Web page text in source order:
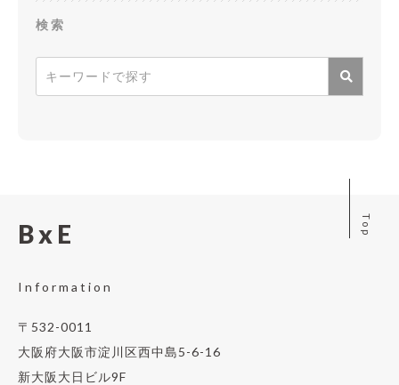
検索
Top
BxE
Information
〒532-0011
大阪府大阪市淀川区西中島5-6-16
新大阪大日ビル9F